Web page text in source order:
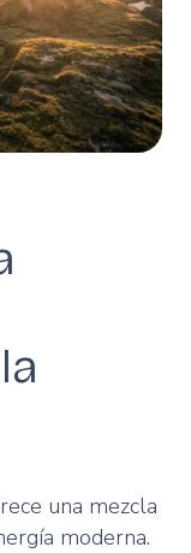
una mezcla
moderna.